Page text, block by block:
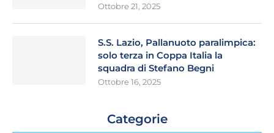
Ottobre 21, 2025
S.S. Lazio, Pallanuoto paralimpica:
solo terza in Coppa Italia la
squadra di Stefano Begni
Ottobre 16, 2025
Categorie